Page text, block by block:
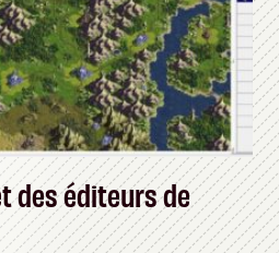
des éditeurs de